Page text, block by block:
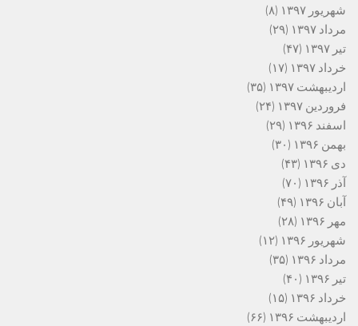
شهریور ۱۳۹۷
(۸)
مرداد ۱۳۹۷
(۲۹)
تیر ۱۳۹۷
(۴۷)
خرداد ۱۳۹۷
(۱۷)
اردیبهشت ۱۳۹۷
(۳۵)
فروردین ۱۳۹۷
(۲۴)
اسفند ۱۳۹۶
(۲۹)
بهمن ۱۳۹۶
(۳۰)
دی ۱۳۹۶
(۴۳)
آذر ۱۳۹۶
(۷۰)
آبان ۱۳۹۶
(۴۹)
مهر ۱۳۹۶
(۲۸)
شهریور ۱۳۹۶
(۱۲)
مرداد ۱۳۹۶
(۳۵)
تیر ۱۳۹۶
(۴۰)
خرداد ۱۳۹۶
(۱۵)
اردیبهشت ۱۳۹۶
(۶۶)